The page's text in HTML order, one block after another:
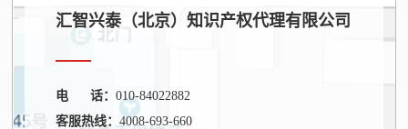
汇智兴泰（北京）知识产权代理有限公司
电 话： 010-84022882
客服热线： 4008-693-660